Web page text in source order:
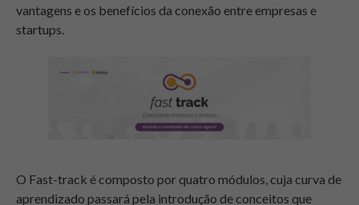
vantagens e os benefícios da conexão entre empresas e
startups.
O Fast-track é composto por quatro módulos, cuja curva de
aprendizado passará pela introdução de conceitos que